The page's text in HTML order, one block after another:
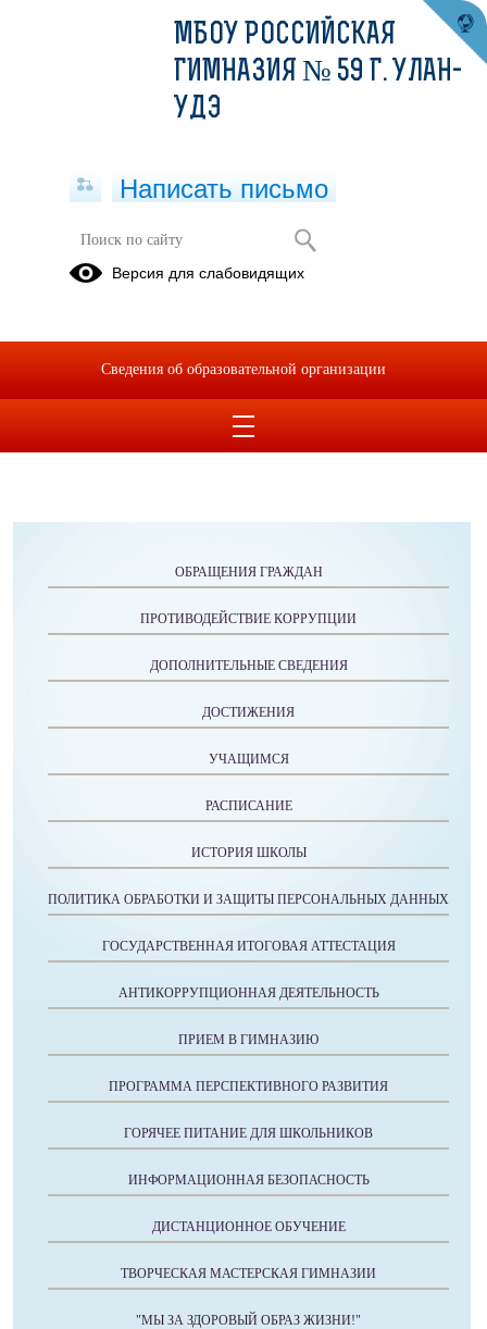
Олимпиада БГУ «Байкальская
перспектива» для выпускников
(скачать)(посмотреть)
ОБРАЩЕНИЯ ГРАЖДАН
ПРОТИВОДЕЙСТВИЕ КОРРУПЦИИ
ДОПОЛНИТЕЛЬНЫЕ СВЕДЕНИЯ
ДОСТИЖЕНИЯ
УЧАЩИМСЯ
РАСПИСАНИЕ
ИСТОРИЯ ШКОЛЫ
ПОЛИТИКА ОБРАБОТКИ И ЗАЩИТЫ ПЕРСОНАЛЬНЫХ ДАННЫХ
ГОСУДАРСТВЕННАЯ ИТОГОВАЯ АТТЕСТАЦИЯ
АНТИКОРРУПЦИОННАЯ ДЕЯТЕЛЬНОСТЬ
ПРИЕМ В ГИМНАЗИЮ
ПРОГРАММА ПЕРСПЕКТИВНОГО РАЗВИТИЯ
ГОРЯЧЕЕ ПИТАНИЕ ДЛЯ ШКОЛЬНИКОВ
ИНФОРМАЦИОННАЯ БЕЗОПАСНОСТЬ
ДИСТАНЦИОННОЕ ОБУЧЕНИЕ
ТВОРЧЕСКАЯ МАСТЕРСКАЯ ГИМНАЗИИ
"МЫ ЗА ЗДОРОВЫЙ ОБРАЗ ЖИЗНИ!"
МБОУ РОССИЙСКАЯ
ГИМНАЗИЯ № 59 Г. УЛАН-
УДЭ
Написать письмо
Версия для слабовидящих
Сведения об образовательной организации